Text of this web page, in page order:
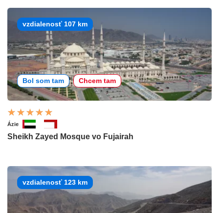
vzdialenosť 107 km
Bol som tam Chcem tam
Ázie
Sheikh Zayed Mosque vo Fujairah
vzdialenosť 123 km